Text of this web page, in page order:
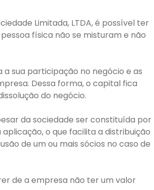
Limitada, LTDA, é possível ter
física não se misturam e não
a sua participação no negócio e as
Dessa forma, o capital fica
do negócio.
da sociedade ser constituída por
o que facilita a distribuição
de um ou mais sócios no caso de
de a empresa não ter um valor